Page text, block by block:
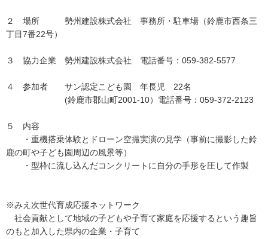
２ 場所 勢州建設株式会社 事務所・駐車場（鈴鹿市西条三
丁目7番22号）
３ 協力企業 勢州建設株式会社 電話番号：059-382-5577
４ 参加者 サン認定こども園 年長児 22名
(鈴鹿市郡山町2001-10）電話番号：059-372-2123
５ 内容
・重機搭乗体験とドローン空撮実演の見学（事前に撮影した鈴
鹿の町や子ども園周辺の風景等）
・型枠に流し込んだコンクリートに自分の手形を圧して作製
※みえ次世代育成応援ネットワーク
社会貢献として地域の子どもや子育て家庭を応援するという趣旨
のもと加入した県内の企業・子育て